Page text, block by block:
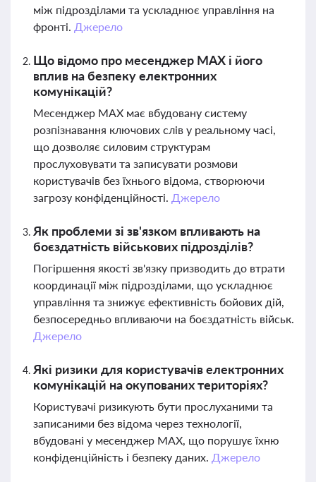
між підрозділами та ускладнює управління на
фронті. Джерело
Що відомо про месенджер МАХ і його
вплив на безпеку електронних
комунікацій?
Месенджер МАХ має вбудовану систему
розпізнавання ключових слів у реальному часі,
що дозволяє силовим структурам
прослуховувати та записувати розмови
користувачів без їхнього відома, створюючи
загрозу конфіденційності. Джерело
Як проблеми зі зв'язком впливають на
боєздатність військових підрозділів?
Погіршення якості зв'язку призводить до втрати
координації між підрозділами, що ускладнює
управління та знижує ефективність бойових дій,
безпосередньо впливаючи на боєздатність військ.
Джерело
Які ризики для користувачів електронних
комунікацій на окупованих територіях?
Користувачі ризикують бути прослуханими та
записаними без відома через технології,
вбудовані у месенджер МАХ, що порушує їхню
конфіденційність і безпеку даних. Джерело